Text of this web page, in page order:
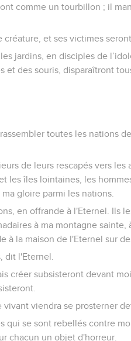
comme un tourbillon ; il
et ses victimes
jardins, en disciples de
et des souris, disparaîtront
toutes les nations
de leurs rescapés vers les
les îles lointaines, les
gloire parmi les nations.
en offrande à l'Eternel. Ils
à ma montagne sainte,
la maison de l'Eternel sur
dit l'Eternel.
créer subsisteront devant
viendra se prosterner
qui se sont rebellés contre
chacun un objet d'horreur.